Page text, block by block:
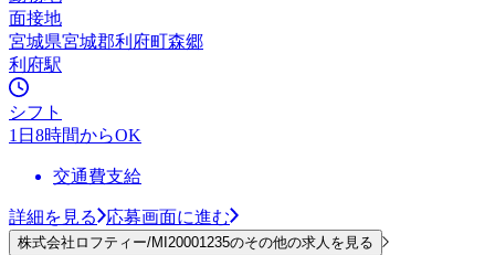
面接地
宮城県宮城郡利府町森郷
利府駅
シフト
1日8時間からOK
交通費支給
詳細を見る 応募画面に進む
株式会社ロフティー/MI20001235のその他の求人を見る